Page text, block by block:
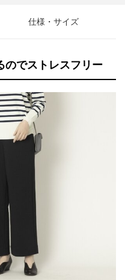
仕様・サイズ
のでストレスフリー